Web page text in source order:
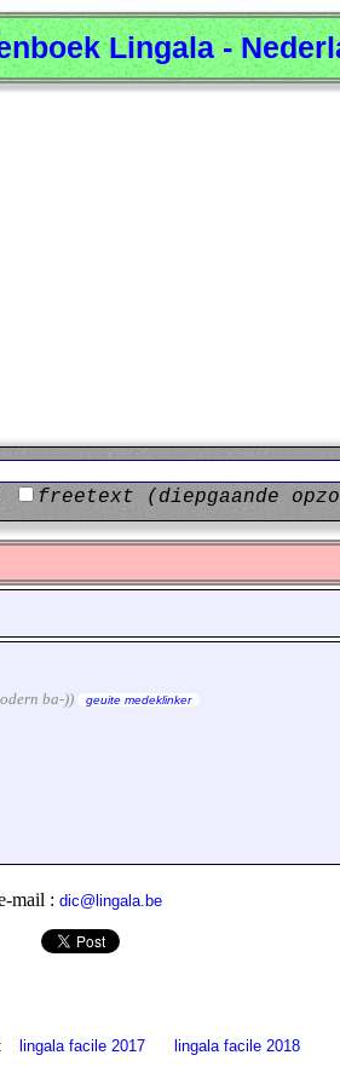
Lingala -
freetext (diepgaande
ba-)) geuite medeklinker
mail : dic@lingala.be
lingala facile 2017 lingala facile 2018